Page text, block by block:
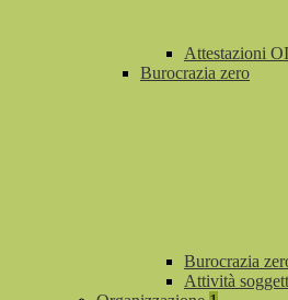
Attestazioni
Burocrazia zero
Burocrazia
Attività